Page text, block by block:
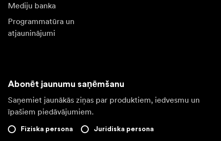
Mediju banka
Programmatūra un
atjauninājumi
Abonēt jaunumu saņēmšanu
Saņemiet jaunākās ziņas par produktiem, iedvesmu un
īpašiem piedāvājumiem.
Fiziska persona Juridiska persona